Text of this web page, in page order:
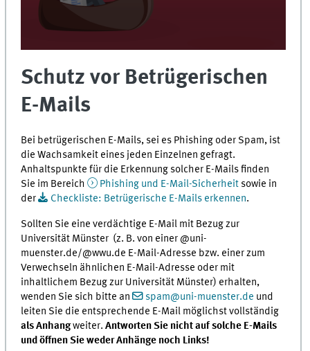
seconds
of
0
seconds
Schutz vor Betrügerischen
E-Mails
Bei betrügerischen E-Mails, sei es Phishing oder Spam, ist
die Wachsamkeit eines jeden Einzelnen gefragt.
Anhaltspunkte für die Erkennung solcher E-Mails finden
Sie im Bereich
Phishing und E-Mail-Sicherheit sowie in
der
Checkliste: Betrügerische E-Mails erkennen.
Sollten Sie eine verdächtige E-Mail mit Bezug zur
Universität Münster (z. B. von einer @uni-
muenster.de/@wwu.de E-Mail-Adresse bzw. einer zum
Verwechseln ähnlichen E-Mail-Adresse oder mit
inhaltlichem Bezug zur Universität Münster) erhalten,
wenden Sie sich bitte an
spam@uni-muenster.de und
leiten Sie die entsprechende E-Mail möglichst vollständig
als Anhangweiter.Antworten Sie nicht auf solche E-Mails
und öffnen Sie weder Anhänge noch Links!